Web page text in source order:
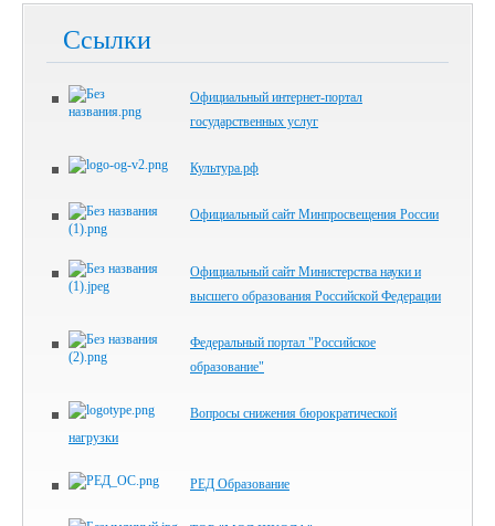
Ссылки
Официальный интернет-портал
государственных услуг
Культура.рф
Официальный сайт Минпросвещения России
Официальный сайт Министерства науки и
высшего образования Российской Федерации
Федеральный портал "Российское
образование"
Вопросы снижения бюрократической
нагрузки
РЕД Образование